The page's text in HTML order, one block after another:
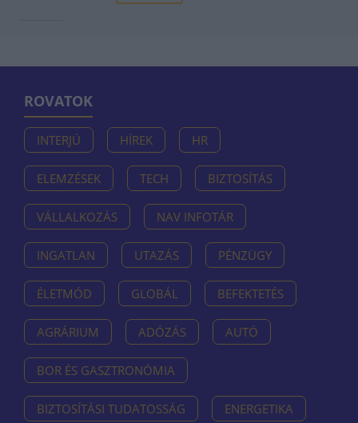
ROVATOK
INTERJÚ HÍREK HR
ELEMZÉSEK TECH BIZTOSÍTÁS
VÁLLALKOZÁS NAV INFOTÁR
INGATLAN UTAZÁS PÉNZÜGY
ÉLETMÓD GLOBÁL BEFEKTETÉS
AGRÁRIUM ADÓZÁS AUTÓ
BOR ÉS GASZTRONÓMIA
BIZTOSÍTÁSI TUDATOSSÁG ENERGETIKA